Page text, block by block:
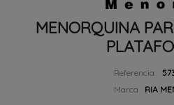
MENORQUINA
Referencia:
Marca
RIA